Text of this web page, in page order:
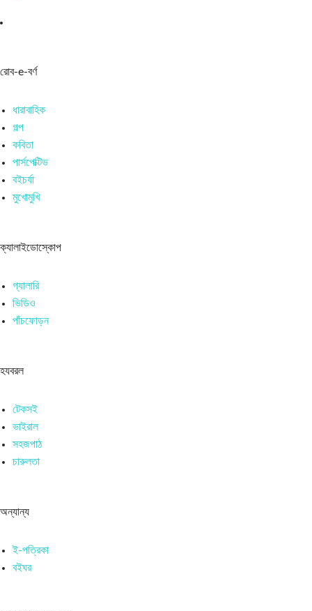
রোব-e-বর্ণ
ধারাবাহিক
গল্প
কবিতা
পার্সপেক্টিভ
বইচর্যা
মুখোমুখি
ক্যালাইডোস্কোপ
গ্যালারি
ভিডিও
পাঁচফোড়ন
হযবরল
টেকসই
ভাইরাল
সহজপাঠ
চারুলতা
অন্যান্য
ই-পত্রিকা
বইঘর